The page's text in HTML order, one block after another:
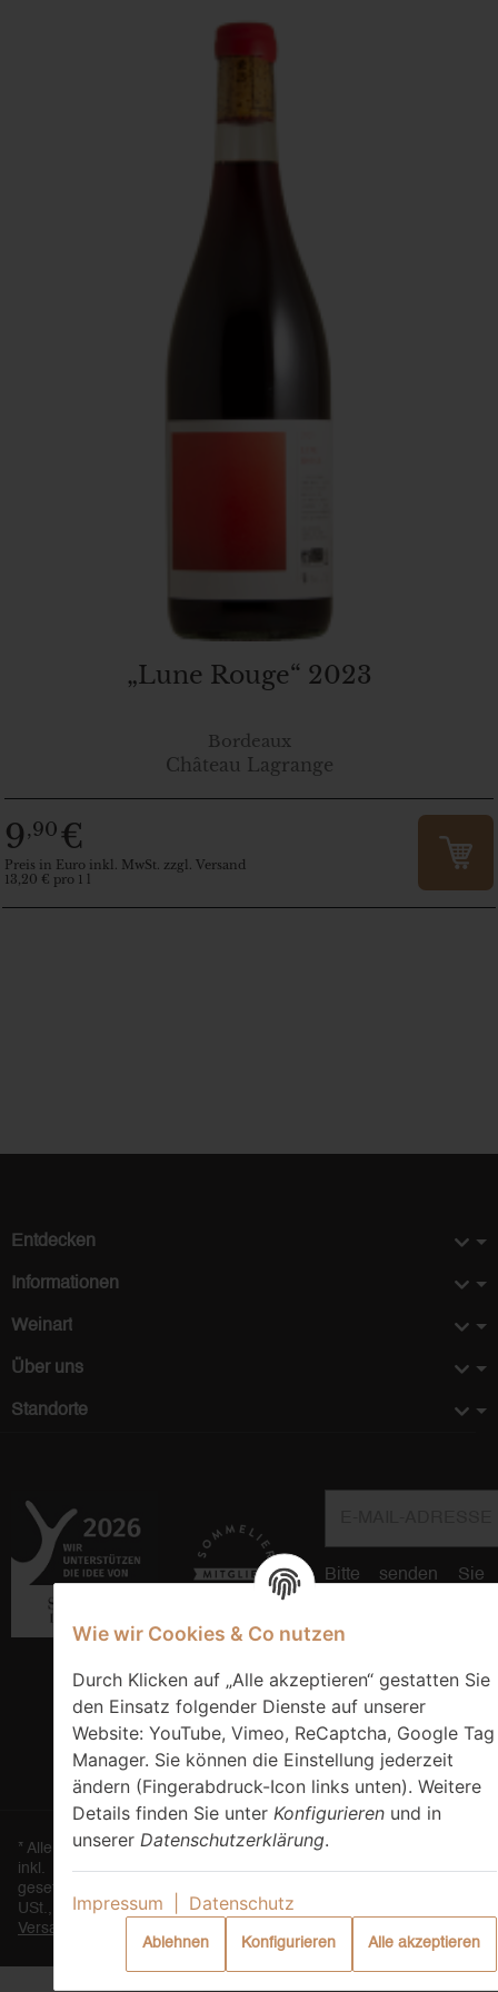
Wie wir Cookies & Co nutzen
Durch Klicken auf „Alle akzeptieren“ gestatten Sie
den Einsatz folgender Dienste auf unserer
Website: YouTube, Vimeo, ReCaptcha, Google Tag
Manager. Sie können die Einstellung jederzeit
ändern (Fingerabdruck-Icon links unten). Weitere
Details finden Sie unter Konfigurieren und in
unserer Datenschutzerklärung.
Impressum Datenschutz
Ablehnen Konfigurieren Alle akzeptieren
„Lune Rouge“ 2023
Bordeaux
Château Lagrange
9,90€
Preis in Euro inkl. MwSt. zzgl. Versand
13,20 € pro 1 l
Entdecken
Informationen
Weinart
Über uns
Standorte
Bitte senden
Produktsortiment per
VERTRAG WIDERRUFEN
* Alle Preise
inkl.
gesetzlicher
USt., zzgl.
Versand
Powered
JTL-